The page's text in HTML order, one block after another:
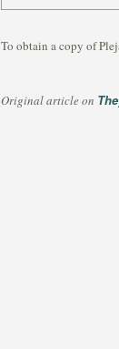
To obtain a copy of
Original article on